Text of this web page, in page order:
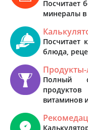
Посчитает
минералы
Посчитает
блюда,
Полный
витаминов